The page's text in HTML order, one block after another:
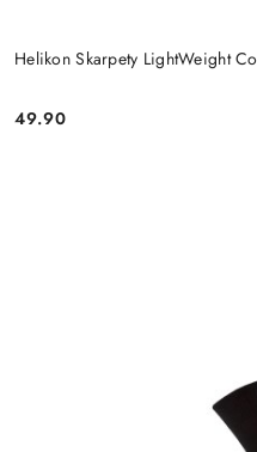
Helikon Skarpety LightWeight
Cena:
49.90